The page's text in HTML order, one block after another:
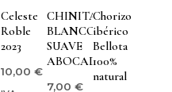
Celeste
Roble
2023
10,00€
CHINITAS
BLANCO
SUAVE
ABOCADO
7,00€
Chorizo
ibérico
Bellota
100%
natural